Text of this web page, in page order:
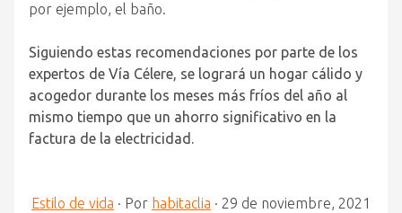
por ejemplo, el baño.
Siguiendo estas recomendaciones por parte de los
expertos de Vía Célere, se logrará un hogar cálido y
acogedor durante los meses más fríos del año al
mismo tiempo que un ahorro significativo en la
factura de la electricidad.
Estilo de vida · Por habitaclia · 29 de noviembre, 2021